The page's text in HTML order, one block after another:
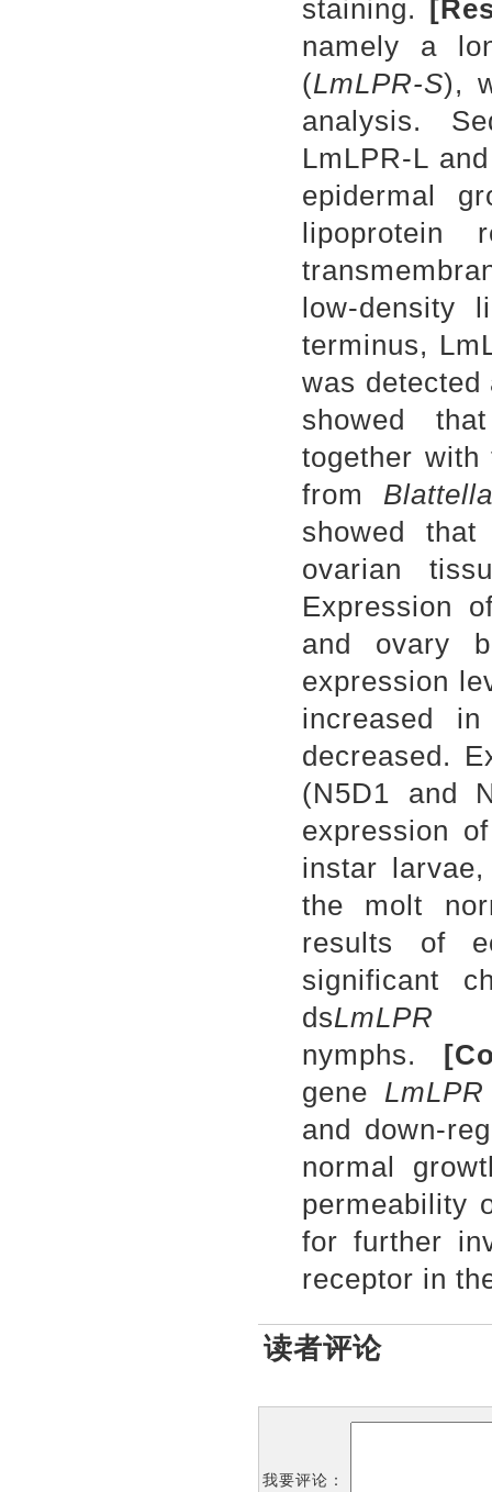
staining. [
namely a
(LmLPR-S),
analysis.
LmLPR-L
epidermal
lipoprotein
low-density
terminus,
was
showed
together with
from
showed
ovarian
Expression
and ovary
expression
increased
decreased.
(N5D1 and
expression
instar
the molt
results of
significant
dsLmLPR
nymphs. [
gene
and down-
normal
permeability
for further
receptor in
读者评论
我要评论：